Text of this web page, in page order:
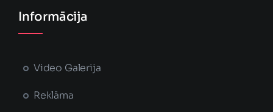
Informācija
Video Galerija
Reklāma